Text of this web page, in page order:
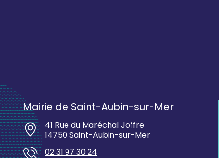
Mairie de Saint-Aubin-sur-Mer
41 Rue du Maréchal Joffre
14750 Saint-Aubin-sur-Mer
02 31 97 30 24